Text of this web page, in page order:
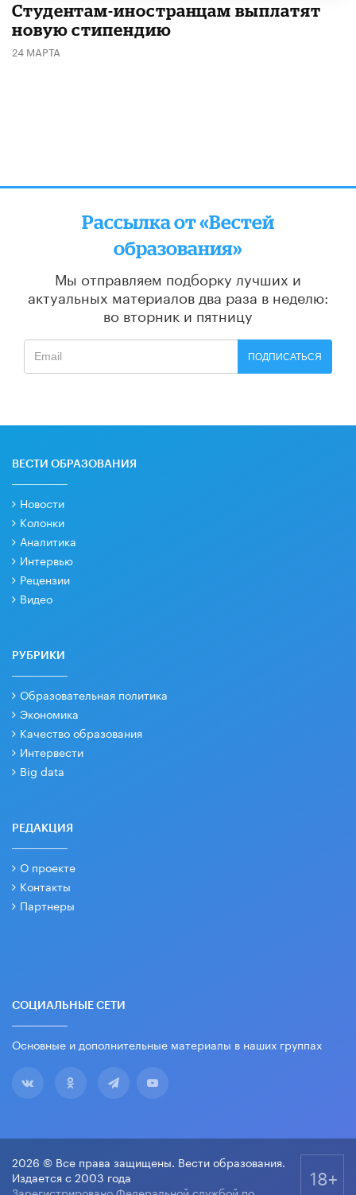
Студентам-иностранцам выплатят
новую стипендию
24 МАРТА
Рассылка от «Вестей
образования»
Мы отправляем подборку лучших и
актуальных материалов два раза в неделю:
во вторник и пятницу
ПОДПИСАТЬСЯ
ВЕСТИ ОБРАЗОВАНИЯ
Новости
Колонки
Аналитика
Интервью
Рецензии
Видео
РУБРИКИ
Образовательная политика
Экономика
Качество образования
Интервести
Big data
РЕДАКЦИЯ
О проекте
Контакты
Партнеры
СОЦИАЛЬНЫЕ СЕТИ
Основные и дополнительные материалы в наших группах
2026 © Все права защищены. Вести образования.
Издается с 2003 года
18+